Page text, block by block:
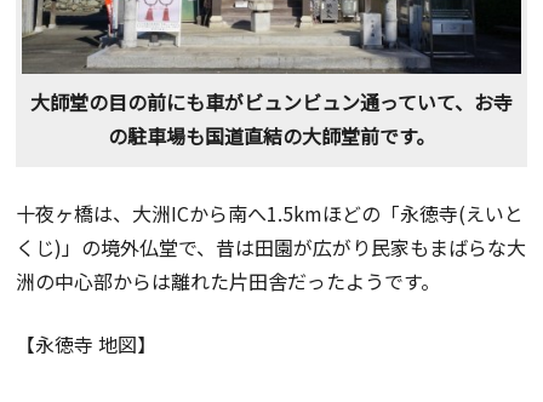
大師堂の目の前にも車がビュンビュン通っていて、お寺
の駐車場も国道直結の大師堂前です。
十夜ヶ橋は、大洲ICから南へ1.5kmほどの「永徳寺(えいと
くじ)」の境外仏堂で、昔は田園が広がり民家もまばらな大
洲の中心部からは離れた片田舎だったようです。
【永徳寺 地図】